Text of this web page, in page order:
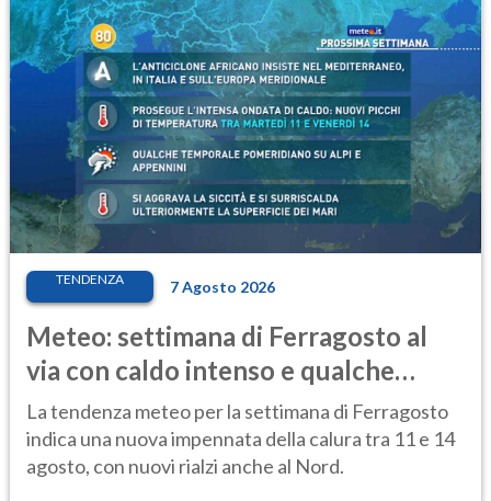
TENDENZA 7 Agosto 2026
Meteo: settimana di Ferragosto al
via con caldo intenso e qualche
temporale
La tendenza meteo per la settimana di Ferragosto
indica una nuova impennata della calura tra 11 e 14
agosto, con nuovi rialzi anche al Nord.